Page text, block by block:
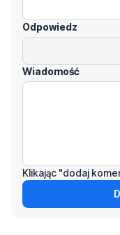
Odpowiedz
Wiadomość
Klikając "dodaj